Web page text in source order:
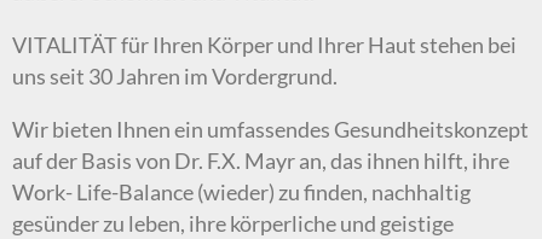
VITALITÄT für Ihren Körper und Ihrer Haut stehen bei
uns seit 30 Jahren im Vordergrund.
Wir bieten Ihnen ein umfassendes Gesundheitskonzept
auf der Basis von Dr. F.X. Mayr an, das ihnen hilft, ihre
Work- Life-Balance (wieder) zu finden, nachhaltig
gesünder zu leben, ihre körperliche und geistige